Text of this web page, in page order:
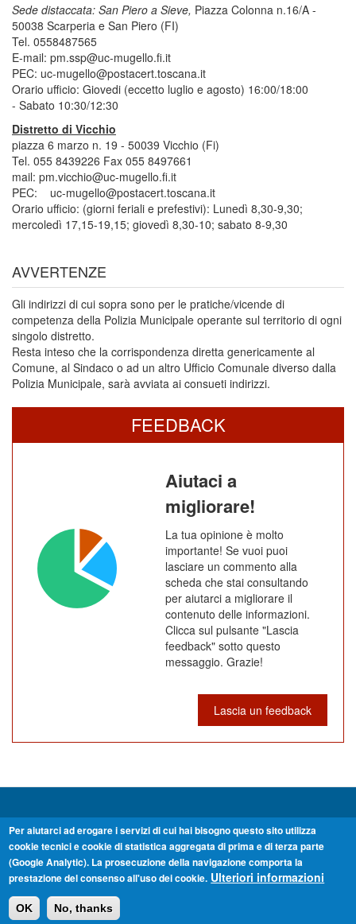
Sede distaccata: San Piero a Sieve, Piazza Colonna n.16/A -
50038 Scarperia e San Piero (FI)
Tel. 0558487565
E-mail: pm.ssp@uc-mugello.fi.it
PEC: uc-mugello@postacert.toscana.it
Orario ufficio: Giovedi (eccetto luglio e agosto) 16:00/18:00
- Sabato 10:30/12:30
Distretto di Vicchio
piazza 6 marzo n. 19 - 50039 Vicchio (Fi)
Tel. 055 8439226 Fax 055 8497661
mail: pm.vicchio@uc-mugello.fi.it
PEC: uc-mugello@postacert.toscana.it
Orario ufficio: (giorni feriali e prefestivi): Lunedì 8,30-9,30;
mercoledì 17,15-19,15; giovedì 8,30-10; sabato 8-9,30
AVVERTENZE
Gli indirizzi di cui sopra sono per le pratiche/vicende di
competenza della Polizia Municipale operante sul territorio di ogni
singolo distretto.
Resta inteso che la corrispondenza diretta genericamente al
Comune, al Sindaco o ad un altro Ufficio Comunale diverso dalla
Polizia Municipale, sarà avviata ai consueti indirizzi.
FEEDBACK
Aiutaci a
migliorare!
La tua opinione è molto
importante! Se vuoi puoi
lasciare un commento alla
scheda che stai consultando
per aiutarci a migliorare il
contenuto delle informazioni.
Clicca sul pulsante "Lascia
feedback" sotto questo
messaggio. Grazie!
Lascia un feedback
Unione Montana dei Comuni del Mugello
Via Palmiro Togliatti 45 50032 Borgo San Lorenzo - Firenze Tel. 055
845271 Fax 055 8456288 P.IVA 06207690485
E-mail: info@uc-mugello.fi.it - PEC: uc-mugello@postacert.toscana.it
Per aiutarci ad erogare i servizi di cui hai bisogno questo sito utilizza
cookie tecnici e cookie di statistica aggregata di prima e di terza parte
(Google Analytic). La prosecuzione della navigazione comporta la
prestazione del consenso all'uso dei cookie. Ulteriori informazioni
OK No, thanks